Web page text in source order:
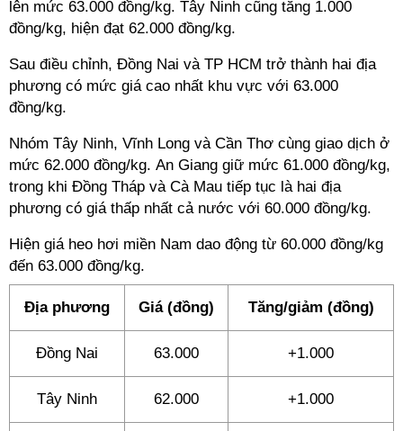
lên mức 63.000 đồng/kg. Tây Ninh cũng tăng 1.000
đồng/kg, hiện đạt 62.000 đồng/kg.
Sau điều chỉnh, Đồng Nai và TP HCM trở thành hai địa
phương có mức giá cao nhất khu vực với 63.000
đồng/kg.
Nhóm Tây Ninh, Vĩnh Long và Cần Thơ cùng giao dịch ở
mức 62.000 đồng/kg. An Giang giữ mức 61.000 đồng/kg,
trong khi Đồng Tháp và Cà Mau tiếp tục là hai địa
phương có giá thấp nhất cả nước với 60.000 đồng/kg.
Hiện giá heo hơi miền Nam dao động từ 60.000 đồng/kg
đến 63.000 đồng/kg.
Địa phương Giá (đồng) Tăng/giảm (đồng)
Đồng Nai 63.000 +1.000
Tây Ninh 62.000 +1.000